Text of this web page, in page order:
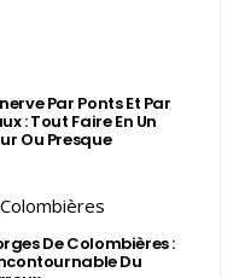
Par Ponts Et Par
: Tout Faire En Un
Ou Presque
De Colombières :
Du